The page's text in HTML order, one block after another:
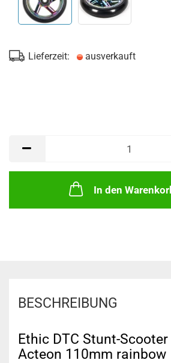
Lieferzeit: ausverkauft
In den
BESCHREIBUNG
Ethic DTC Stunt-Scooter
Acteon 110mm rainbow